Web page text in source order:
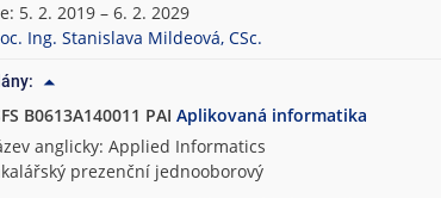
5. 2. 2019 – 6. 2. 2029
Ing. Stanislava Mildeová, CSc.
B0613A140011 PAIAplikovaná informatika
anglicky: Applied Informatics
prezenční jednooborový